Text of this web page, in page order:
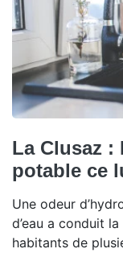
La Clusaz
potable ce
Une odeur
d’eau a conduit
habitants de